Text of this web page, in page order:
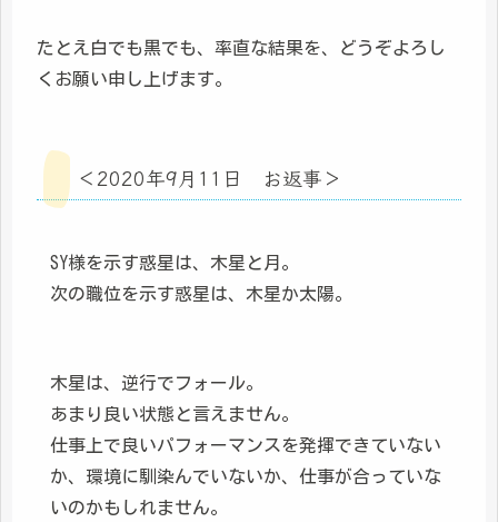
たとえ白でも黒でも、率直な結果を、どうぞよろし
くお願い申し上げます。
＜2020年9月11日 お返事＞
SY様を示す惑星は、木星と月。
次の職位を示す惑星は、木星か太陽。
木星は、逆行でフォール。
あまり良い状態と言えません。
仕事上で良いパフォーマンスを発揮できていない
か、環境に馴染んでいないか、仕事が合っていな
いのかもしれません。